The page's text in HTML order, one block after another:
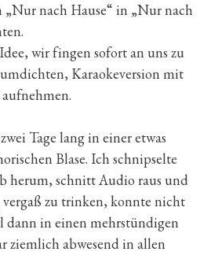
„Nur nach Hause“ in „Nur nach
wir fingen sofort an uns zu
Karaokeversion mit
Tage lang in einer etwas
Blase. Ich schnipselte
herum, schnitt Audio raus und
zu trinken, konnte nicht
dann in einen mehrstündigen
ziemlich abwesend in allen